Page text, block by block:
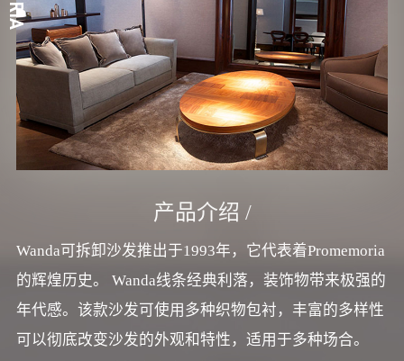
产品介绍 /
Wanda可拆卸沙发推出于1993年，它代表着Promemoria
的辉煌历史。 Wanda线条经典利落，装饰物带来极强的
年代感。该款沙发可使用多种织物包衬，丰富的多样性
可以彻底改变沙发的外观和特性，适用于多种场合。